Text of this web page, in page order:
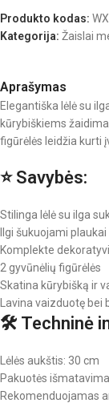
Produkto kodas:
Kategorija: Žaislai
Aprašymas
Elegantiška lėlė su
kūrybiškiems
figūrėlės leidžia kurti
⭐ Savybės:
Stilinga lėlė su ilga
Ilgi šukuojami plaukai
Komplekte
2 gyvūnėlių figūrėlės
Skatina kūrybišką ir
Lavina vaizduotę
🛠 Techninė
Lėlės aukštis: 30 cm
Pakuotės
Rekomenduojamas